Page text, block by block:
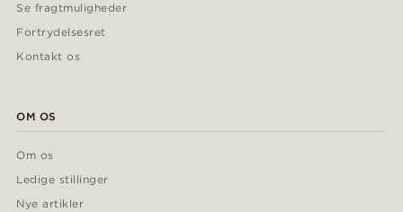
Se fragtmuligheder
Fortrydelsesret
Kontakt os
OM OS
Om os
Ledige stillinger
Nye artikler